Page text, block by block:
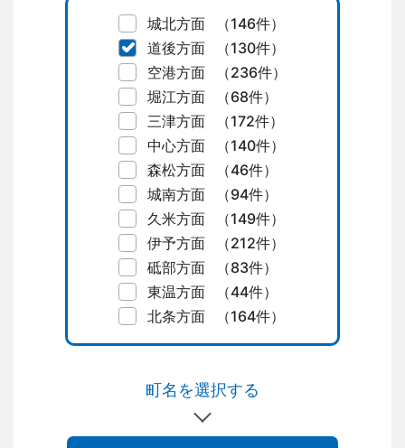
城北方面
（146件）
道後方面
（130件）
空港方面
（236件）
堀江方面
（68件）
三津方面
（172件）
中心方面
（140件）
森松方面
（46件）
城南方面
（94件）
久米方面
（149件）
伊予方面
（212件）
砥部方面
（83件）
東温方面
（44件）
北条方面
（164件）
町名を選択する